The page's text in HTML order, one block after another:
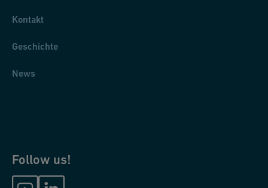
Kontakt
Geschichte
News
Follow us!